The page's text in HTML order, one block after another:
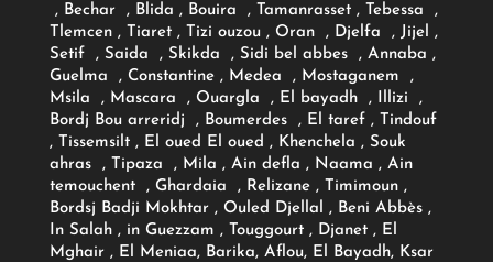
, Bechar , Blida , Bouira , Tamanrasset , Tebessa ,
Tlemcen , Tiaret , Tizi ouzou , Oran , Djelfa , Jijel ,
Setif , Saida , Skikda , Sidi bel abbes , Annaba ,
Guelma , Constantine , Medea , Mostaganem ,
Msila , Mascara , Ouargla , El bayadh , Illizi ,
Bordj Bou arreridj , Boumerdes , El taref , Tindouf
, Tissemsilt , El oued El oued , Khenchela , Souk
ahras , Tipaza , Mila , Ain defla , Naama , Ain
temouchent , Ghardaia , Relizane , Timimoun ,
Bordsj Badji Mokhtar , Ouled Djellal , Beni Abbès ,
In Salah , in Guezzam , Touggourt , Djanet , El
Mghair , El Meniaa, Barika, Aflou, El Bayadh, Ksar